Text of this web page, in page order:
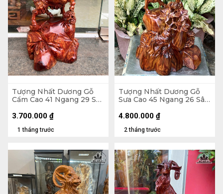
Tượng Nhất Dương Gỗ
Cẩm Cao 41 Ngang 29 Sâu
1 tháng trước
3.700.000 ₫
Tượng Nhất Dương Gỗ
Sưa Cao 45 Ngang 26 Sâu
2 tháng trước
4.800.000 ₫